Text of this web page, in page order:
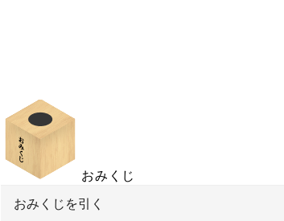
おみくじ
おみくじを引く